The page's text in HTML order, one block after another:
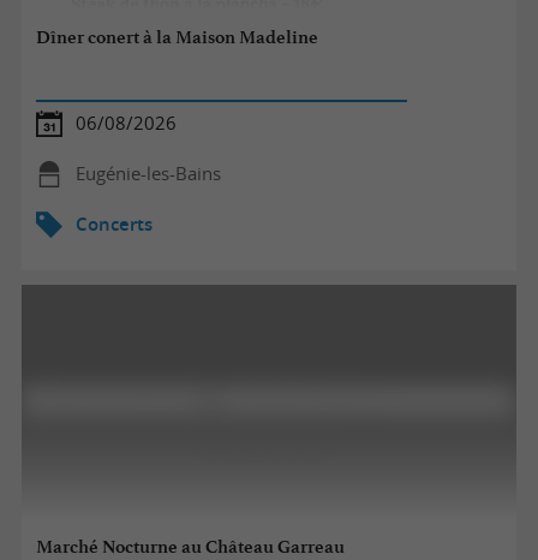
Dîner conert à la Maison Madeline
06/08/2026
Eugénie-les-Bains
Concerts
Marché Nocturne au Château Garreau